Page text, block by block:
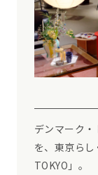
デンマーク
を、東京ら
TOKYO」。